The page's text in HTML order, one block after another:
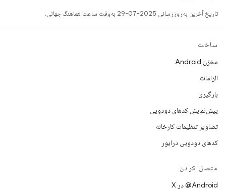
تاریخ آخرین به‌روزرسانی 2025-07-29 به‌وقت ساعت هماهنگ جهانی.
ساخت
مخزن Android
الزامات
بارگیری
پیش‌نمایش کدهای دودویی
تصاویر تنظیمات کارخانه
کدهای دودویی درایور
متصل کردن
‫‎@Android در X